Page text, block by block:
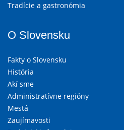
Tradície a gastronómia
O Slovensku
Fakty o Slovensku
História
Akí sme
Administratívne regióny
Mestá
Zaujímavosti